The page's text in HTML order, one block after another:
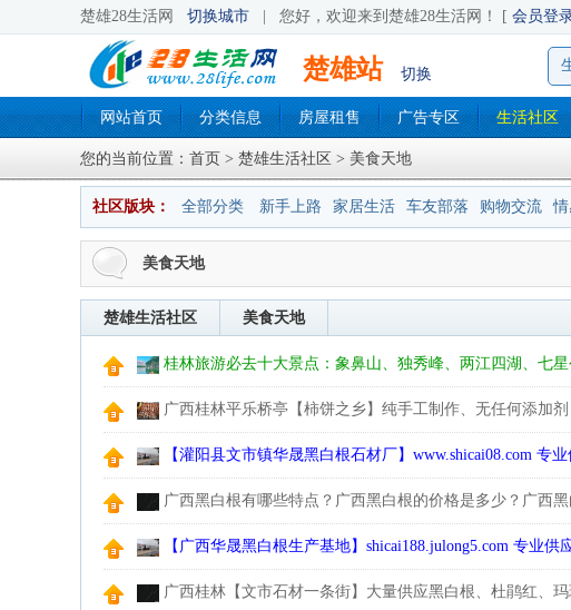
楚雄28生活网 切换城市 您好，欢迎来到楚雄28生活网！ [ 会员登
楚雄站 切换
网站首页 分类信息 房屋租售 广告专区 生活社区
您的当前位置： 首页 > 楚雄生活社区 > 美食天地
社区版块： 全部分类 新手上路 家居生活 车友部落 购物交流
美食天地
楚雄生活社区 美食天地
桂林旅游必去十大景点：象鼻山、独秀峰、两江四湖、七
西街、遇龙河、银子岩等
广西桂林平乐桥亭【柿饼之乡】纯手工制作、无任何添加
联系订购！
【灌阳县文市镇华晟黑白根石材厂】www.shicai08.com 专
广西黑白根有哪些特点？广西黑白根的价格是多少？广西
牌口碑最好？
【广西华晟黑白根生产基地】shicai188.julong5.com 专业
广西桂林【文市石材一条街】大量供应黑白根、杜鹃红、